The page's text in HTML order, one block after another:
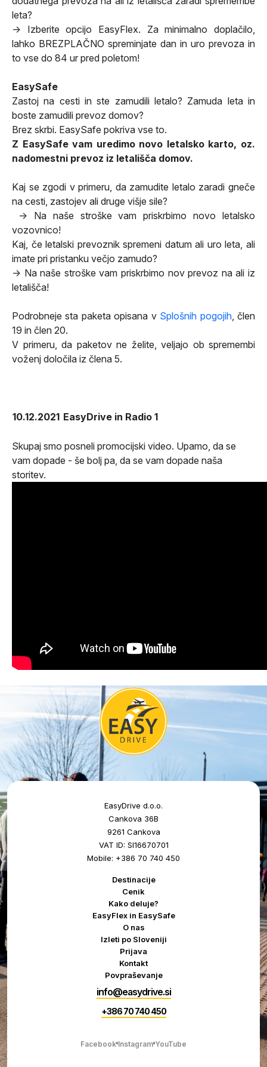
leta?
-> Izberite opcijo EasyFlex. Za minimalno doplačilo,
lahko BREZPLAČNO spreminjate dan in uro prevoza in
to vse do 84 ur pred poletom!
EasySafe
Zastoj na cesti in ste zamudili letalo? Zamuda leta in
boste zamudili prevoz domov?
Brez skrbi. EasySafe pokriva vse to.
Z EasySafe vam uredimo novo letalsko karto, oz.
nadomestni prevoz iz letališča domov.
Kaj se zgodi v primeru, da zamudite letalo zaradi gneče
na cesti, zastojev ali druge višje sile?
-> Na naše stroške vam priskrbimo novo letalsko
vozovnico!
Kaj, če letalski prevoznik spremeni datum ali uro leta, ali
imate pri pristanku večjo zamudo?
-> Na naše stroške vam priskrbimo nov prevoz na ali iz
letališča!
Podrobneje sta paketa opisana v Splošnih pogojih, člen
19 in člen 20.
V primeru, da paketov ne želite, veljajo ob spremembi
voženj določila iz člena 5.
10.12.2021 EasyDrive in Radio 1
Skupaj smo posneli promocijski video. Upamo, da se
vam dopade - še bolj pa, da se vam dopade naša
storitev.
EasyDrive d.o.o.
Cankova 36B
9261 Cankova
VAT ID: SI16670701
Mobile: +386 70 740 450
Destinacije
Cenik
Kako deluje?
EasyFlex in EasySafe
O nas
Izleti po Sloveniji
Prijava
Kontakt
Povpraševanje
info@easydrive.si
+386 70 740 450
Facebook Instagram YouTube